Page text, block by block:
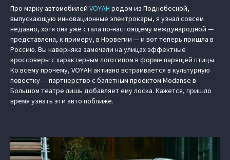
Про марку автомобилей VOYAH родом из Поднебесной,
выпускающую инновационные электрокары, я узнал совсем
недавно, хотя она уже стала по-настоящему международной —
представлена, к примеру, в Норвегии — и вот теперь пришла в
Россию. Вы наверняка замечали на улицах эффектные
кроссоверы с характерным логотипом в форме парящей птицы.
Ко всему прочему, VOYAH активно встраивается в культурную
повестку — партнерство с балетным проектом Modanse в
Большом театре лишь добавляет ему лоска. Кажется, пришло
время узнать эти авто поближе.